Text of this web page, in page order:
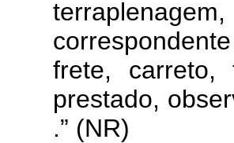
frete, carreto,
prestado,
.” (NR)